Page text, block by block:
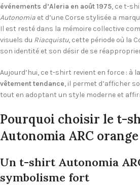
événements d’Aleria en août 1975, ce t-
Autonomia et d’une Corse stylisée a
Il est resté dans la mémoire collective
visuels du Riacquistu, cette période où la
son identité et son désir de se
Aujourd’hui, ce t-shirt revient en force : à
vêtement tendance, il permet d’afficher
tout en adoptant un style moderne et
Pourquoi choisir le t-
Autonomia ARC orange
Un t-shirt Autonomia
symbolisme fort